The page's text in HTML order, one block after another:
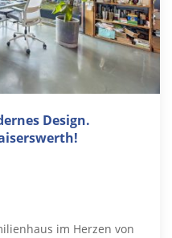
Design.
im Herzen von